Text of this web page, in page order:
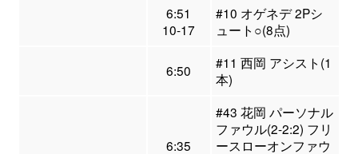
6:51
10-17
#10 オゲネデ 2Pシ
ュート○(8点)
6:50
#11 西岡 アシスト(1
本)
6:35
#43 花岡 パーソナル
ファウル(2-2:2) フリ
ースローオンファウ